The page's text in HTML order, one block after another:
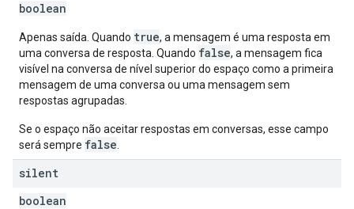
boolean
Apenas saída. Quando true, a mensagem é uma resposta em
uma conversa de resposta. Quando false, a mensagem fica
visível na conversa de nível superior do espaço como a primeira
mensagem de uma conversa ou uma mensagem sem
respostas agrupadas.
Se o espaço não aceitar respostas em conversas, esse campo
será sempre false
silent
boolean